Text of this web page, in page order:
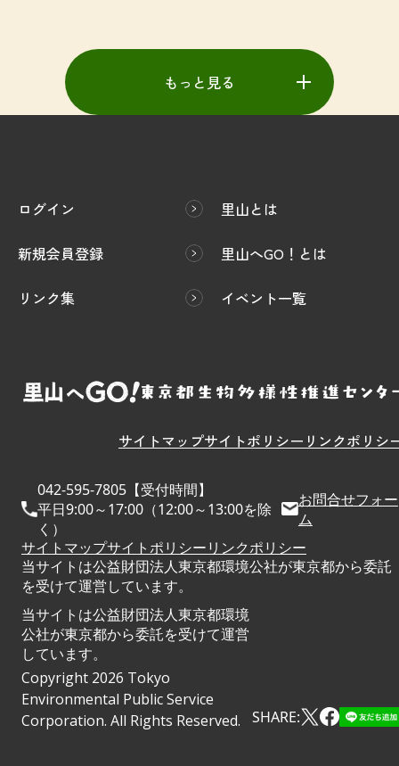
もっと見る
ログイン
新規会員登録
リンク集
里山とは
里山へGO！とは
イベント一覧
サイトマップサイトポリシー リンクポリシ
042-595-7805【受付時間】
平日9:00～17:00（12:00～13:00を除
く）
お問合せフォー
ム
サイトマップサイトポリシーリンクポリシー
当サイトは公益財団法人東京都環境公社が東京都から委託
を受けて運営しています。
当サイトは公益財団法人東京都環境
公社が東京都から委託を受けて運営
しています。
Copyright 2026 Tokyo
Environmental Public Service
Corporation. All Rights Reserved.
SHARE: